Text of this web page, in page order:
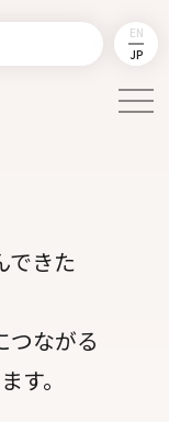
EN
JP
できた
つながる
す。